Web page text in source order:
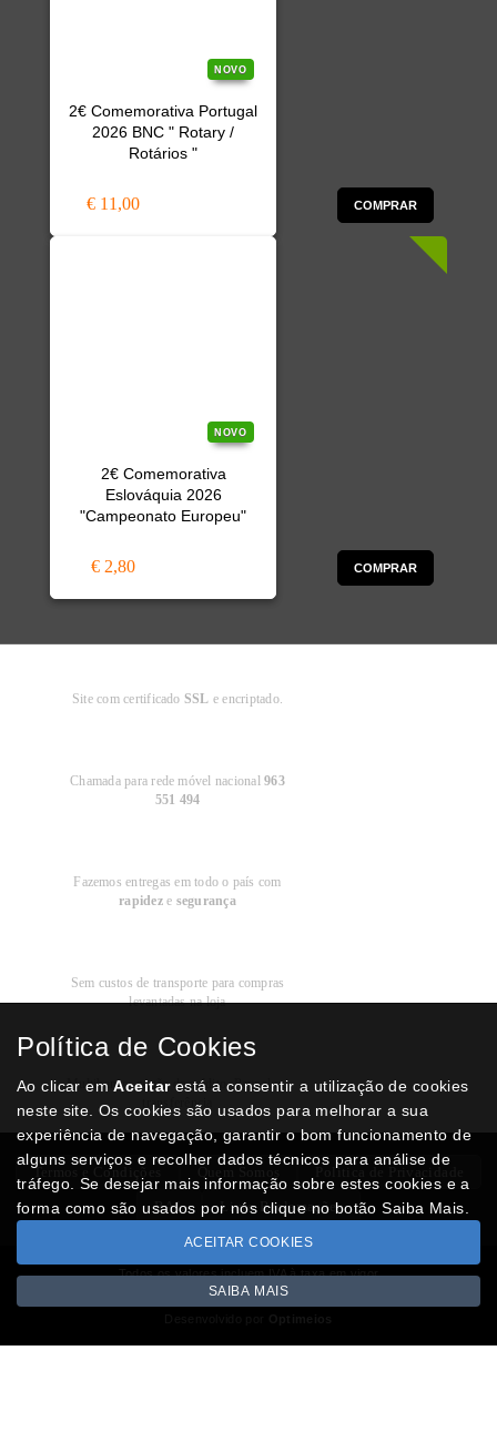
NOVO
2€ Comemorativa Portugal
2026 BNC " Rotary /
Rotários "
€ 11,00 COMPRAR
NOVO
2€ Comemorativa
Eslováquia 2026
"Campeonato Europeu"
€ 2,80 COMPRAR
Site com certificado SSL e encriptado.
Chamada para rede móvel nacional963
551 494
Fazemos entregas em todo o país com
rapideze segurança
Sem custos de transporte para compras
levantadas na loja
Modos dePagamento
Multibanco, cartão de crédito, Paypal ou
transferência
Termos e Condições Politica de Privacidade
RAL Livro Reclamações
Todos os valores incluem IVA à taxa em vigor
Copyright © NUMISMATICAJA.com 2026
Política de Cookies
Ao clicar emAceitarestá a consentir a utilização de cookies
neste site. Os cookies são usados para melhorar a sua
experiência de navegação, garantir o bom funcionamento de
alguns serviços e recolher dados técnicos para análise de
tráfego. Se desejar mais informação sobre estes cookies e a
forma como são usados por nós clique no botão Saiba Mais.
ACEITAR COOKIES
SAIBA MAIS